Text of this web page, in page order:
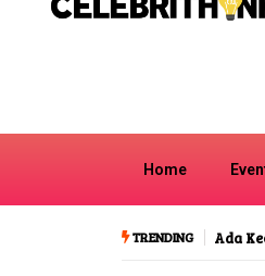
Home
TRENDING Ada